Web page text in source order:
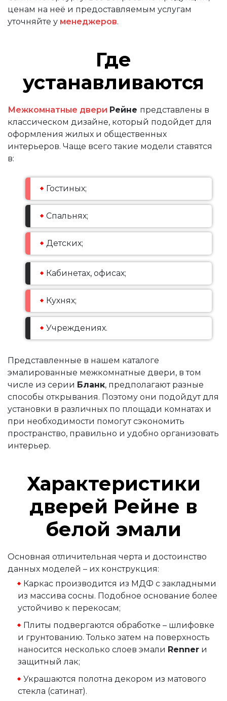
ценам на неё и предоставляемым услугам
уточняйте у менеджеров.
Где
устанавливаются
Межкомнатные двери Рейне представлены в
классическом дизайне, который подойдет для
оформления жилых и общественных
интерьеров. Чаще всего такие модели ставятся
в:
Гостиных;
Спальнях;
Детских;
Кабинетах, офисах;
Кухнях;
Учреждениях.
Представленные в нашем каталоге
эмалированные межкомнатные двери, в том
числе из серии Бланк, предполагают разные
способы открывания. Поэтому они подойдут для
установки в различных по площади комнатах и
при необходимости помогут сэкономить
пространство, правильно и удобно организовать
интерьер.
Характеристики
дверей Рейне в
белой эмали
Основная отличительная черта и достоинство
данных моделей – их конструкция:
Каркас производится из МДФ с закладными
из массива сосны. Подобное основание более
устойчиво к перекосам;
Плиты подвергаются обработке – шлифовке
и грунтованию. Только затем на поверхность
наносится несколько слоев эмали Renner и
защитный лак;
Украшаются полотна декором из матового
стекла (сатинат).